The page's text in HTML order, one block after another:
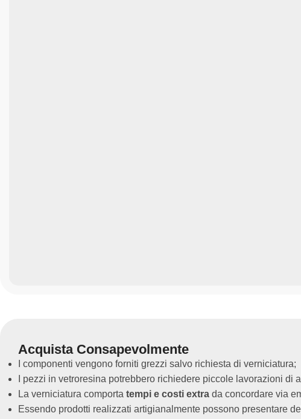
Acquista Consapevolmente
I componenti vengono forniti grezzi salvo richiesta di verniciatura;
I pezzi in vetroresina potrebbero richiedere piccole lavorazioni di
La verniciatura comporta tempi e costi extra da concordare via
Essendo prodotti realizzati artigianalmente possono presentare